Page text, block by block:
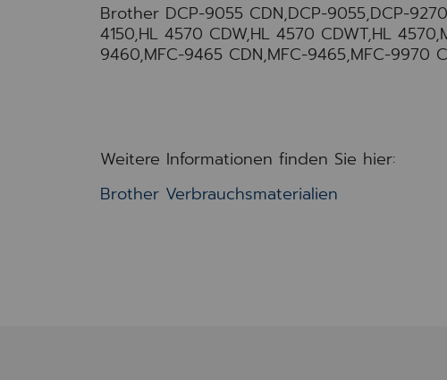
Brother DCP-9055 CDN,DCP-9055,DCP-
4150,HL 4570 CDW,HL 4570 CDWT,HL
9460,MFC-9465 CDN,MFC-9465,MFC-9970
Weitere Informationen finden Sie hier:
Brother Verbrauchsmaterialien